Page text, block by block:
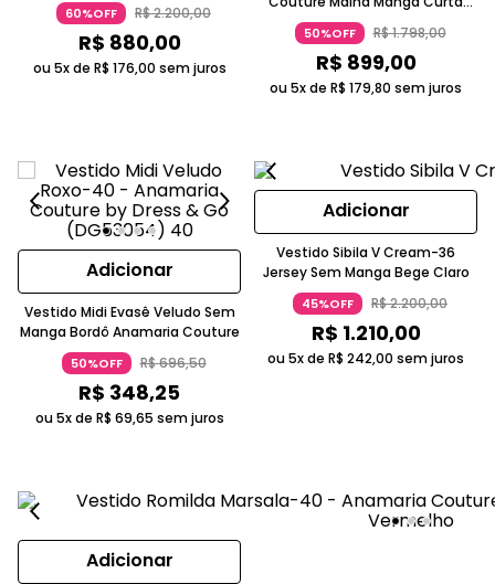
60%OFF R$2.200,00
R$ 880,00
ou 5x de R$ 176,00 sem juros
Lilás
50%OFF R$1.798,00
R$ 899,00
ou 5x de R$ 179,80 sem juros
Adicionar
Vestido Midi Evasê Veludo Sem
Manga Bordô Anamaria Couture
50%OFF R$696,50
R$ 348,25
ou 5x de R$ 69,65 sem juros
Adicionar
Vestido Sibila V Cream-36
Jersey Sem Manga Bege Claro
45%OFF R$2.200,00
R$ 1.210,00
ou 5x de R$ 242,00 sem juros
Adicionar